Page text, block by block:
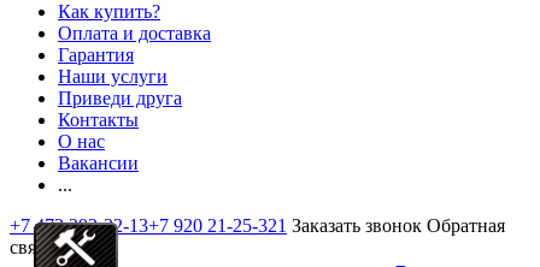
Как купить?
Оплата и доставка
Гарантия
Наши услуги
Приведи друга
Контакты
О нас
Вакансии
...
+7 473 292-32-13+7 920 21-25-321 Заказать звонок Обратная
связь